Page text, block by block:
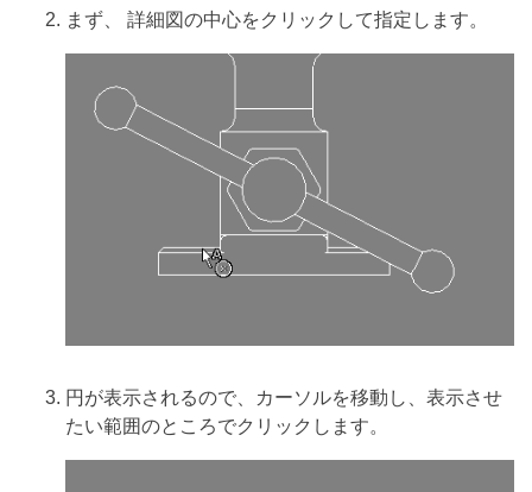
まず、 詳細図の中心をクリックして指定します。
円が表示されるので、カーソルを移動し、表示させ
たい範囲のところでクリックします。